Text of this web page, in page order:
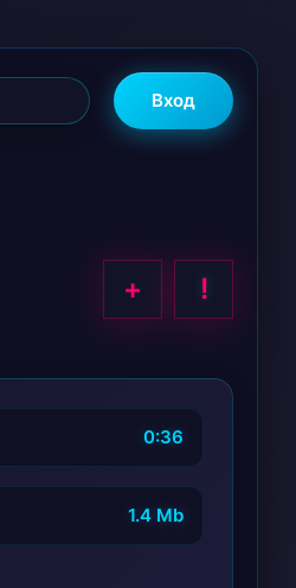
Вход
+ !
0:36
1.4 Mb